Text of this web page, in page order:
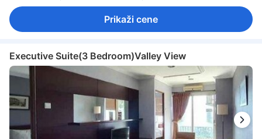
Prikaži cene
Executive Suite(3 Bedroom)Valley View